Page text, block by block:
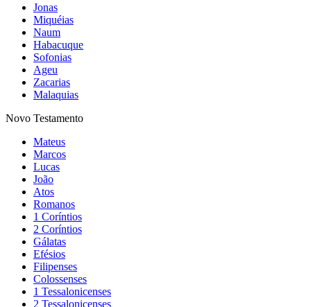
Jonas
Miquéias
Naum
Habacuque
Sofonias
Ageu
Zacarias
Malaquias
Novo Testamento
Mateus
Marcos
Lucas
João
Atos
Romanos
1 Coríntios
2 Coríntios
Gálatas
Efésios
Filipenses
Colossenses
1 Tessalonicenses
2 Tessalonicenses